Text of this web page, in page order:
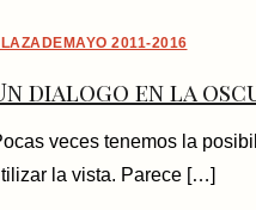
2011-2016
dialogo en la
veces tenemos la
la vista. Parece […]